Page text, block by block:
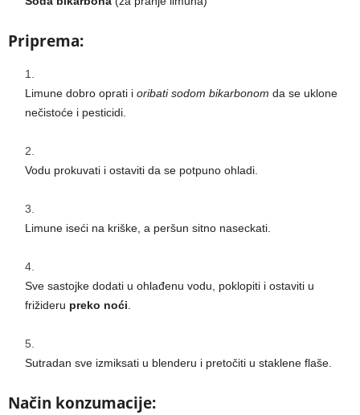
Priprema:
Limune dobro oprati i oribati sodom bikarbonom da se uklone
nečistoće i pesticidi.
Vodu prokuvati i ostaviti da se potpuno ohladi.
Limune iseći na kriške, a peršun sitno naseckati.
Sve sastojke dodati u ohlađenu vodu, poklopiti i ostaviti u
frižideru preko noći
Sutradan sve izmiksati u blenderu i pretočiti u staklene flaše.
Način konzumacije: